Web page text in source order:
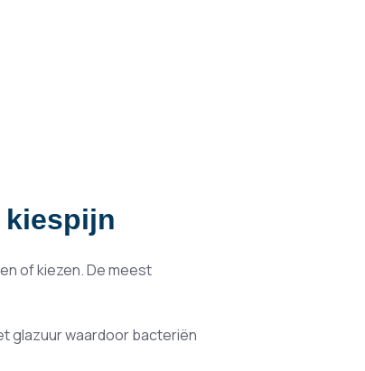
kiespijn
of kiezen. De meest
glazuur waardoor bacteriën